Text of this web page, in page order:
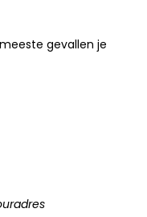
gevallen je